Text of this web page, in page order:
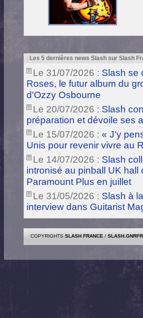
Les 5 dernières news Slash sur Slash
Le 31/07/2026 : Slash se
Roses, le futur album du
d'Ozzy Osbourne
Le 20/07/2026 : Slash
préparation et dévoile ses
Le 15/07/2026 : « J'y
Unis pour revenir vivre au
Le 14/07/2026 : Slash
intronisé au pinball UK
Paramount Plus en juillet
Le 31/05/2026 : Slash à
interview dans Guitarist
COPYRIGHTS SLASH FRANCE /